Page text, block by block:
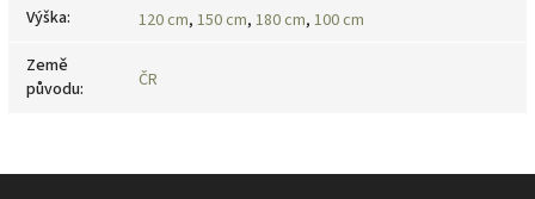
Výška: 120 cm, 150 cm, 180 cm, 100 cm
Země
původu: ČR